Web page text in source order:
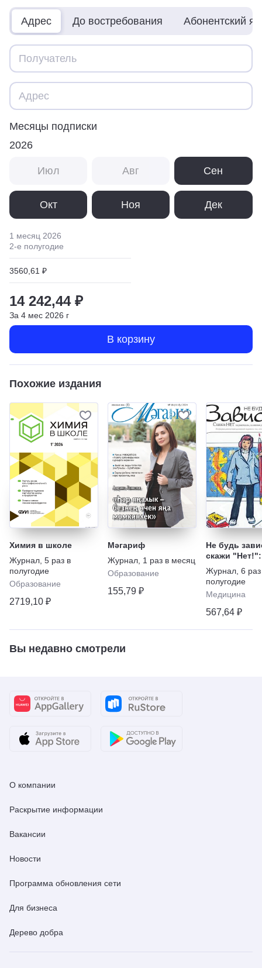
Адрес До востребования Абонентский
Месяцы подписки
2026
Июл Авг Сен
Окт Ноя Дек
1 месяц 2026
2-е полугодие
3560,61 ₽
14 242,44 ₽
За 4 мес 2026 г
В корзину
Похожие издания
Химия в школе
Журнал 5 раз в
полугодие
Образование
2719,10 ₽
Мәгариф
Журнал 1 раз в месяц
Образование
155,79 ₽
Не будь
скажи "Нет!":
наркотикам,
алкоголю,
игромании
Журнал 6
полугодие
Медицина
567,64 ₽
Вы недавно смотрели
О компании
Раскрытие информации
Вакансии
Новости
Программа обновления сети
Для бизнеса
Дерево добра